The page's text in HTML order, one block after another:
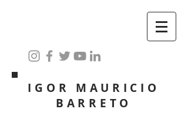
IGOR MAURICIO
BARRETO